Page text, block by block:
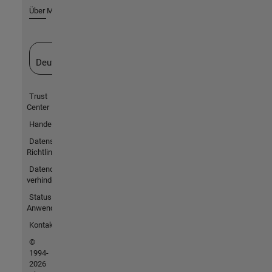
Über MathWorks
Deutschland
Trust
Center
Handelsmarken
Datenschutz-
Richtlinien
Datendiebstahl
verhindern
Status von
Anwendungen
Kontakt
©
1994-
2026